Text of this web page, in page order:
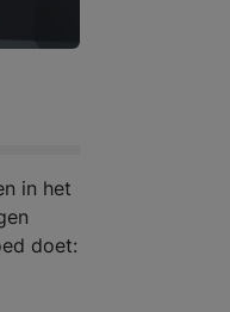
in het
doet: